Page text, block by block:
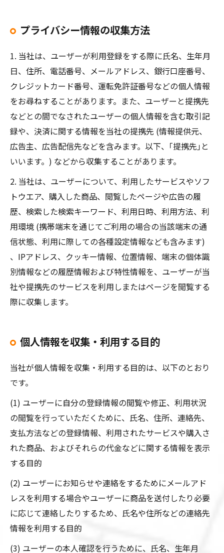
プライバシー情報の収集方法
1. 当社は、ユーザーが利用登録をする際に氏名、生年月
日、住所、電話番号、メールアドレス、銀行口座番号、
クレジットカード番号、運転免許証番号などの個人情報
をお尋ねすることがあります。また、ユーザーと提携先
などとの間でなされたユーザーの個人情報を含む取引記
録や、決済に関する情報を当社の提携先 (情報提供元、
広告主、広告配信先などを含みます。以下、｢提携先｣と
いいます。) などから収集することがあります。
2. 当社は、ユーザーについて、利用したサービスやソフ
トウエア、購入した商品、閲覧したページや広告の履
歴、検索した検索キーワード、利用日時、利用方法、利
用環境 (携帯端末を通じてご利用の場合の当該端末の通
信状態、利用に際しての各種設定情報なども含みます)
、IPアドレス、クッキー情報、位置情報、端末の個体識
別情報などの履歴情報および特性情報を、ユーザーが当
社や提携先のサービスを利用しまたはページを閲覧する
際に収集します。
個人情報を収集・利用する目的
当社が個人情報を収集・利用する目的は、以下のとおり
です。
(1) ユーザーに自分の登録情報の閲覧や修正、利用状況
の閲覧を行っていただくために、氏名、住所、連絡先、
支払方法などの登録情報、利用されたサービスや購入さ
れた商品、およびそれらの代金などに関する情報を表示
する目的
(2) ユーザーにお知らせや連絡をするためにメールアド
レスを利用する場合やユーザーに商品を送付したり必要
に応じて連絡したりするため、氏名や住所などの連絡先
情報を利用する目的
(3) ユーザーの本人確認を行うために、氏名、生年月